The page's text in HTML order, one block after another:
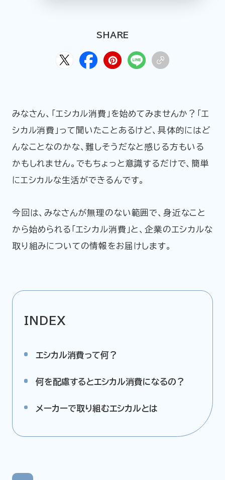
公式Xアカウント
アサヒグループ公式チャンネル
SHARE
みなさん、「エシカル消費」を始めてみませんか？「エ
シカル消費」って聞いたことあるけど、具体的にはど
んなことなのかな、難しそうだなと感じる方もいる
かもしれません。でもちょっと意識するだけで、簡単
にエシカルな生活ができるんです。
今回は、みなさんが無理のない範囲で、身近なこと
から始められる「エシカル消費」と、企業のエシカルな
取り組みについての情報をお届けします。
INDEX
エシカル消費って何？
何を配慮するとエシカル消費になるの？
メーカーで取り組むエシカルとは